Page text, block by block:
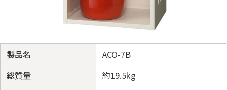
製品名
ACO-7B
総質量
約19.5kg